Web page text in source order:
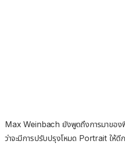
Max Weinbach ยังพูดถึงการมาของ
ว่าจะมีการปรับปรุงโหมด Portrait ให้